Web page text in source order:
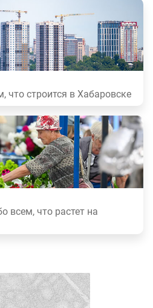
что строится в Хабаровске
всем, что растет на